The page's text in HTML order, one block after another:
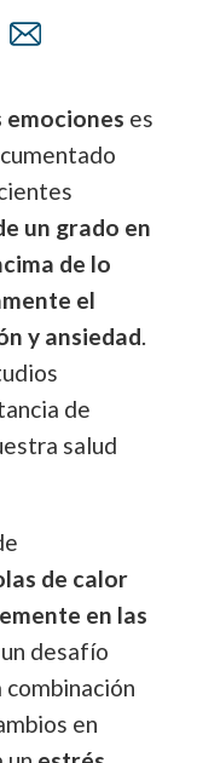
emociones es
un grado en
de lo
el
y ansiedad.
de
salud
de calor
en las
desafío
combinación
en